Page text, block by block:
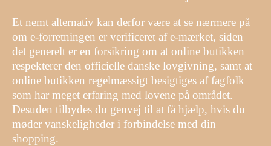
Et nemt alternativ kan derfor være at se nærmere på
om e-forretningen er verificeret af e-mærket, siden
det generelt er en forsikring om at online butikken
respekterer den officielle danske lovgivning, samt at
online butikken regelmæssigt besigtiges af fagfolk
som har meget erfaring med lovene på området.
Desuden tilbydes du genvej til at få hjælp, hvis du
møder vanskeligheder i forbindelse med din
shopping.